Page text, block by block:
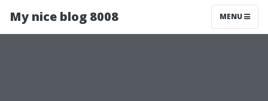
My nice blog 8008 MENU